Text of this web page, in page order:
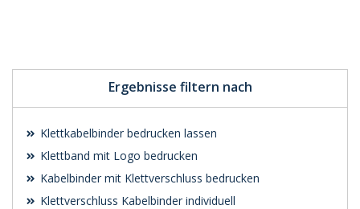
Ergebnisse filtern nach
Klettkabelbinder bedrucken lassen
Klettband mit Logo bedrucken
Kabelbinder mit Klettverschluss bedrucken
Klettverschluss Kabelbinder individuell